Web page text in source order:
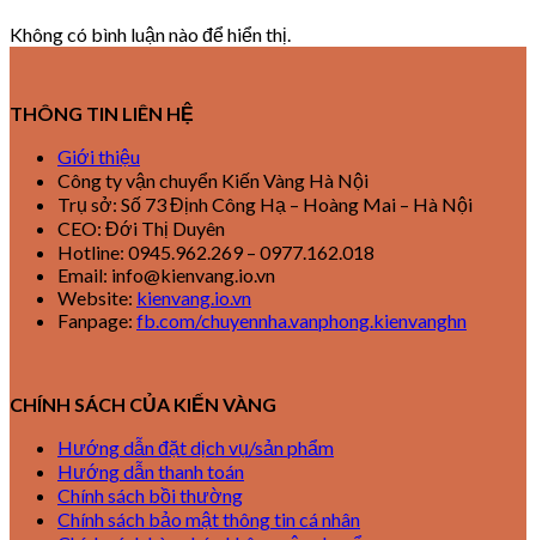
Không có bình luận nào để hiển thị.
THÔNG TIN LIÊN HỆ
Giới thiệu
Công ty vận chuyển Kiến Vàng Hà Nội
Trụ sở: Số 73 Định Công Hạ – Hoàng Mai – Hà Nội
CEO: Đới Thị Duyên
Hotline: 0945.962.269 – 0977.162.018
Email: info@kienvang.io.vn
Website: kienvang.io.vn
Fanpage: fb.com/chuyennha.vanphong.kienvanghn
CHÍNH SÁCH CỦA KIẾN VÀNG
Hướng dẫn đặt dịch vụ/sản phẩm
Hướng dẫn thanh toán
Chính sách bồi thường
Chính sách bảo mật thông tin cá nhân